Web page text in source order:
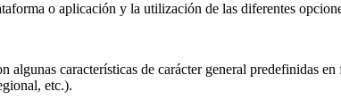
o aplicación y la utilización de las diferentes
algunas características de carácter general predefinidas
etc.).